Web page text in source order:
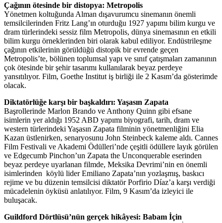
Çağının ötesinde bir distopya: Metropolis
Yönetmen koltuğunda Alman dışavurumcu sinemanın önemli
temsilcilerinden Fritz Lang’ın oturduğu 1927 yapımı bilim kurgu ve
dram türlerindeki sessiz film Metropolis, dünya sinemasının en etkili
bilim kurgu örneklerinden biri olarak kabul ediliyor. Endüstrileşme
çağının etkilerinin görüldüğü distopik bir evrende geçen
Metropolis’te, bölünen toplumsal yapı ve sınıf çatışmaları zamanının
çok ötesinde bir şehir tasarımı kullanılarak beyaz perdeye
yansıtılıyor. Film, Goethe Institut iş birliği ile 2 Kasım’da gösterimde
olacak.
Diktatörlüğe karşı bir başkaldırı: Yaşasın Zapata
Başrollerinde Marlon Brando ve Anthony Quinn gibi efsane
isimlerin yer aldığı 1952 ABD yapımı biyografi, tarih, dram ve
western türlerindeki Yaşasın Zapata filminin yönetmenliğini Elia
Kazan üstlenirken, senaryosunu John Steinbeck kaleme aldı. Cannes
Film Festivali ve Akademi Ödülleri’nde çeşitli ödüllere layık görülen
ve Edgecumb Pinchon’un Zapata the Unconquerable eserinden
beyaz perdeye uyarlanan filmde, Meksika Devrimi’nin en önemli
isimlerinden köylü lider Emiliano Zapata’nın yozlaşmış, baskıcı
rejime ve bu düzenin temsilcisi diktatör Porfirio Díaz’a karşı verdiği
mücadelenin öyküsü anlatılıyor. Film, 9 Kasım’da izleyici ile
buluşacak.
Guildford Dörtlüsü’nün gerçek hikâyesi: Babam İçin